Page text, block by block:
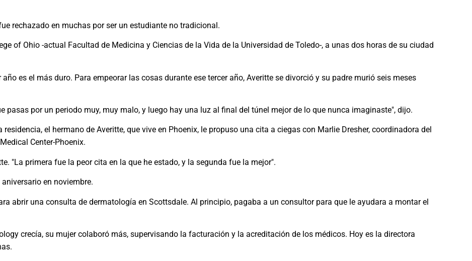
rechazado en muchas por ser un estudiante no tradicional.
of Ohio -actual Facultad de Medicina y Ciencias de la Vida de la Universidad de Toledo-, a unas dos horas de su ciudad
es el más duro. Para empeorar las cosas durante ese tercer año, Averitte se divorció y su padre murió seis meses
pasas por un periodo muy, muy malo, y luego hay una luz al final del túnel mejor de lo que nunca imaginaste", dijo.
el hermano de Averitte, que vive en Phoenix, le propuso una cita a ciegas con Marlie Dresher, coordinadora del
Center-Phoenix.
"La primera fue la peor cita en la que he estado, y la segunda fue la mejor".
en noviembre.
abrir una consulta de dermatología en Scottsdale. Al principio, pagaba a un consultor para que le ayudara a montar el
crecía, su mujer colaboró más, supervisando la facturación y la acreditación de los médicos. Hoy es la directora